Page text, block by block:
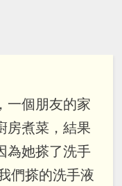
一個朋友的家
房煮菜，結果
為她搽了洗手
們搽的洗手液